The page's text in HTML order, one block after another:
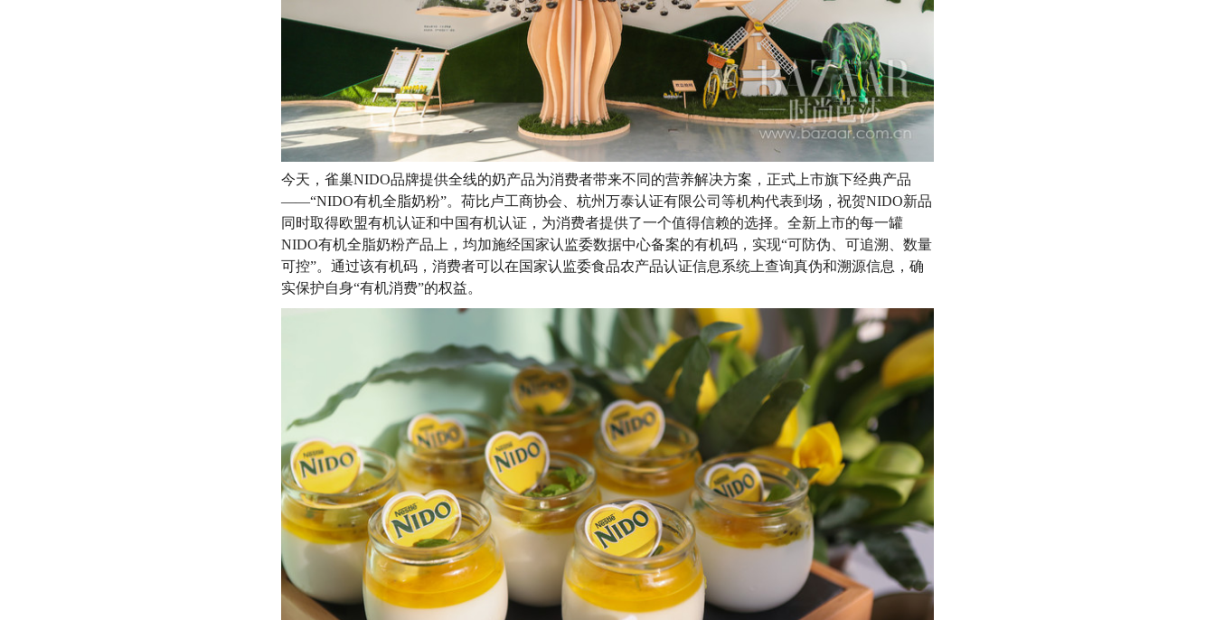
今天，雀巢NIDO品牌提供全线的奶产品为消费者带来不同的营养解决方案，正式上市旗下经典产品
——“NIDO有机全脂奶粉”。荷比卢工商协会、杭州万泰认证有限公司等机构代表到场，祝贺NIDO新品
同时取得欧盟有机认证和中国有机认证，为消费者提供了一个值得信赖的选择。全新上市的每一罐
NIDO有机全脂奶粉产品上，均加施经国家认监委数据中心备案的有机码，实现“可防伪、可追溯、数量
可控”。通过该有机码，消费者可以在国家认监委食品农产品认证信息系统上查询真伪和溯源信息，确
实保护自身“有机消费”的权益。